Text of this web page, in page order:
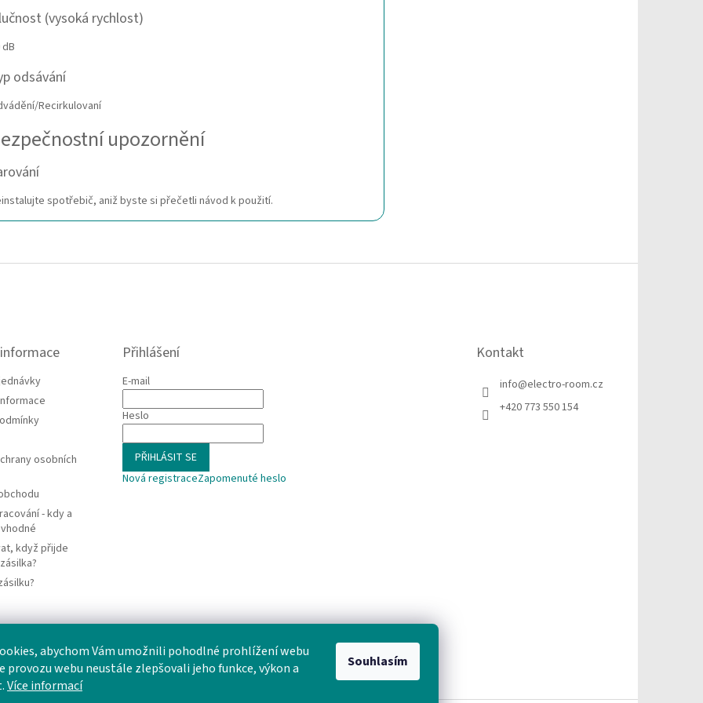
abychom Vám umožnili pohodlné prohlížení webu
provozu webu neustále zlepšovali jeho funkce, výkon a
Více informací
Souhlasím
(vysoká rychlost)
odsávání
Recirkulovaní
upozornění
spotřebič, aniž byste si přečetli návod k použití.
osobních
- kdy a
když přijde
Přihlášení
E-mail
Heslo
PŘIHLÁSIT SE
Nová registraceZapomenuté heslo
Kontakt
info@electro-room.cz
+420 773 550 154